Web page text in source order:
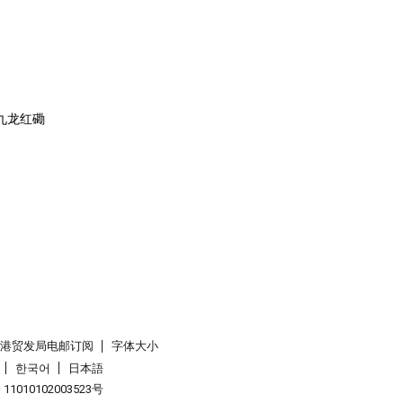
龙红磡
贸发局电邮订阅
字体大小
한국어
日本語
号